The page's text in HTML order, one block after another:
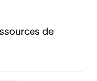
de